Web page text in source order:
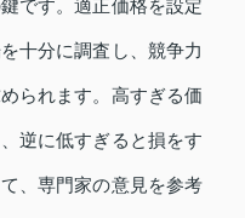
です。適正価格を設定
十分に調査し、競争力
られます。高すぎる価
逆に低すぎると損をす
、専門家の意見を参考